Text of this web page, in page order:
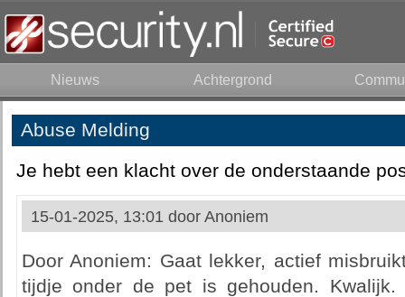
Nieuws Achtergrond
Abuse Melding
Je hebt een klacht over de onderstaande
15-01-2025, 13:01 door Anoniem
Door Anoniem: Gaat lekker, actief
tijdje onder de pet is gehouden.